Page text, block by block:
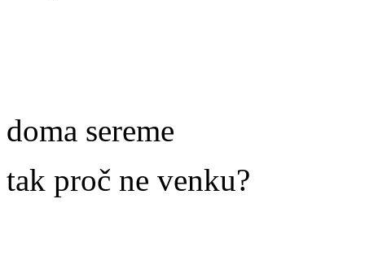
doma sereme
tak proč ne venku?